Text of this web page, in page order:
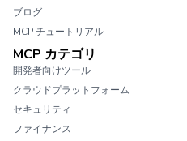
ブログ
MCP チュートリアル
MCP カテゴリ
開発者向けツール
クラウドプラットフォーム
セキュリティ
ファイナンス